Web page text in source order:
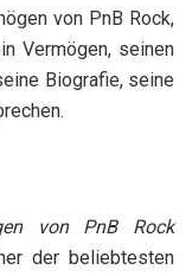
von PnB Rock,
Vermögen, seinen
Biografie, seine
von PnB Rock
der beliebtesten